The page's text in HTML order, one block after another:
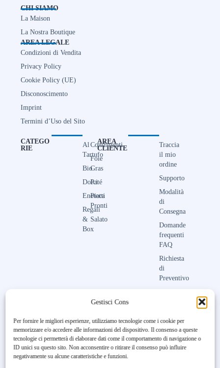
Gestisci Consenso
Per fornire le migliori esperienze, utilizziamo tecnologie come i cookie per
memorizzare e/o accedere alle informazioni del dispositivo. Il consenso a queste
tecnologie ci permetterà di elaborare dati come il comportamento di navigazione o
ID unici su questo sito. Non acconsentire o ritirare il consenso può influire
negativamente su alcune caratteristiche e funzioni.
CHI SIAMO
La Maison
La Nostra Boutique
AREA LEGALE
Condizioni di Vendita
Privacy Policy
Cookie Policy (UE)
Disconoscimento
Imprint
Termini d’Uso del Sito
CATEGO
RIE
Al
Tartufo
Bio
Dolci
Enoteca
Regali
&
Box
Condimenti
Foie
Gras
Paté
Piatti
Pronti
Salato
AREA
CLIENTE
Traccia
il mio
ordine
Supporto
Modalità
di
Consegna
Domande
frequenti
FAQ
Richiesta
di
Preventivo
Unfortunately, the 7-day trial
period has expired.Check our
subscription plans! >>